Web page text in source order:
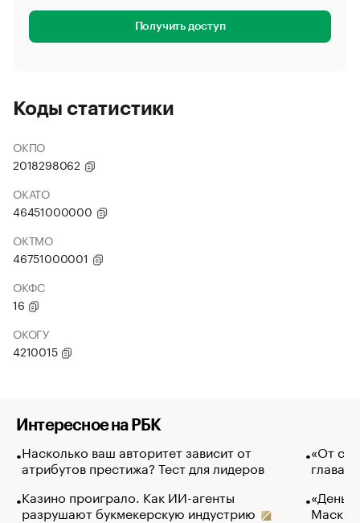
Получить доступ
Коды статистики
ОКПО
2018298062
ОКАТО
46451000000
ОКТМО
46751000001
ОКФС
16
ОКОГУ
4210015
Интересное на РБК
Насколько ваш авторитет зависит от
атрибутов престижа? Тест для лидеров
Казино проиграло. Как ИИ-агенты
разрушают букмекерскую индустрию
«От
глава
Маск в